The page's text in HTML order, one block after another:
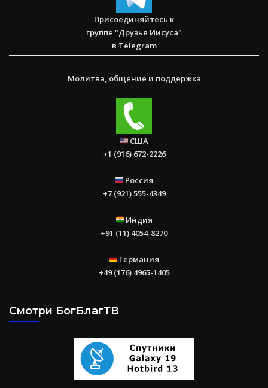
Присоединяйтесь к
группе "Друзья Иисуса"
в Telegram
Молитва, общение и поддержка
США
+1 (916) 672-2226
Россия
+7 (921) 555-4349
Индия
+91 (11) 4054-8270
Германия
+49 (176) 4965-1405
Смотри БогБлагТВ